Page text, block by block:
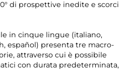
di prospettive inedite e scorci
in cinque lingue (italiano,
español) presenta tre macro-
attraverso cui è possibile
con durata predeterminata,